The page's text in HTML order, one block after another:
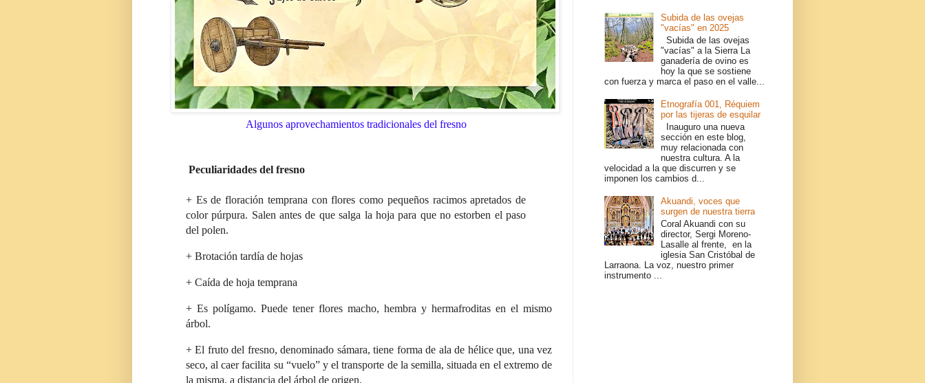
Algunos aprovechamientos tradicionales del fresno
Peculiaridades del fresno
+ Es de floración temprana con flores como pequeños racimos apretados de
color púrpura. Salen antes de que salga la hoja para que no estorben el paso
del polen.
+ Brotación tardía de hojas
+ Caída de hoja temprana
+ Es polígamo. Puede tener flores macho, hembra y hermafroditas en el mismo
árbol.
+ El fruto del fresno, denominado sámara, tiene forma de ala de hélice que, una vez
seco, al caer facilita su “vuelo” y el transporte de la semilla, situada en el extremo de
la misma, a distancia del árbol de origen.
Subida de las ovejas
"vacías" en 2025
Subida de las ovejas
"vacías" a la Sierra La
ganadería de ovino es
hoy la que se sostiene
con fuerza y marca el paso en el valle...
Etnografía 001, Réquiem
por las tijeras de esquilar
Inauguro una nueva
sección en este blog,
muy relacionada con
nuestra cultura. A la
velocidad a la que discurren y se
imponen los cambios d...
Akuandi, voces que
surgen de nuestra tierra
Coral Akuandi con su
director, Sergi Moreno-
Lasalle al frente, en la
iglesia San Cristóbal de
Larraona. La voz, nuestro primer
instrumento ...